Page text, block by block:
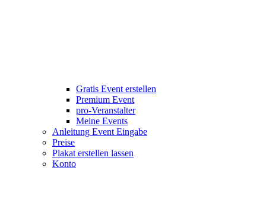
Gratis Event erstellen
Premium Event
pro-Veranstalter
Meine Events
Anleitung Event Eingabe
Preise
Plakat erstellen lassen
Konto